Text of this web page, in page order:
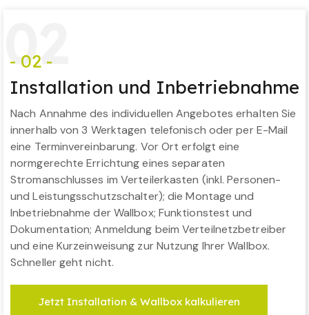
02
- 02 -
Installation und Inbetriebnahme
Nach Annahme des individuellen Angebotes erhalten Sie
innerhalb von 3 Werktagen telefonisch oder per E-Mail
eine Terminvereinbarung. Vor Ort erfolgt eine
normgerechte Errichtung eines separaten
Stromanschlusses im Verteilerkasten (inkl. Personen-
und Leistungsschutzschalter); die Montage und
Inbetriebnahme der Wallbox; Funktionstest und
Dokumentation; Anmeldung beim Verteilnetzbetreiber
und eine Kurzeinweisung zur Nutzung Ihrer Wallbox.
Schneller geht nicht.
Jetzt Installation & Wallbox kalkulieren